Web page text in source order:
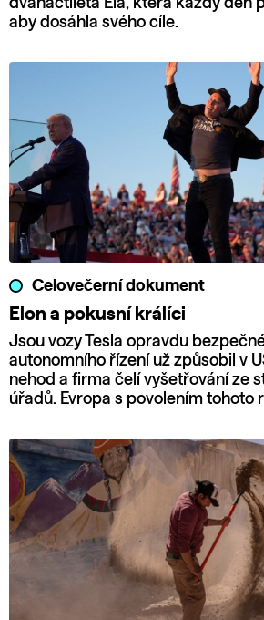
dvanáctiletá Ela, která každý den
aby dosáhla svého cíle.
Celovečerní dokument
Elon a pokusní králíci
Jsou vozy Tesla opravdu
autonomního řízení už způsobil v
nehod a firma čelí vyšetřování ze
úřadů. Evropa s povolením tohoto